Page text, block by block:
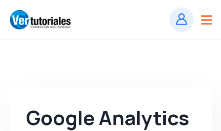
Google Analytics